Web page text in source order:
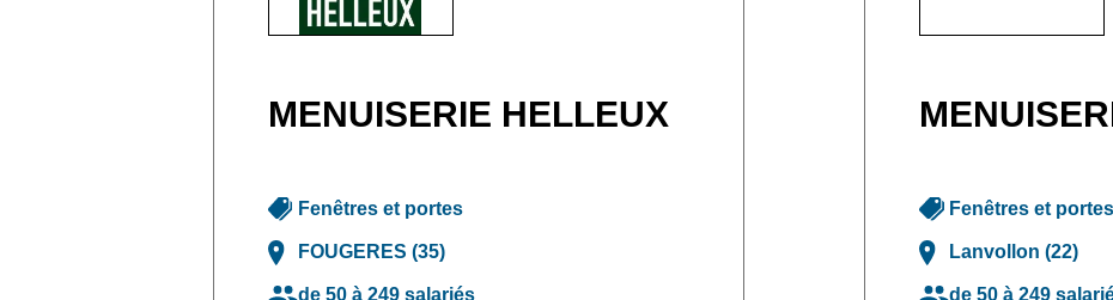
MENUISERIE HELLEUX
Fenêtres et portes
FOUGERES (35)
de 50 à 249 salariés
Fenêtres et portes
Lanvollon (22)
de 50 à 249